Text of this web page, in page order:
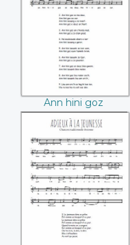
Ann hini goz
Adieux à la
jeunesse